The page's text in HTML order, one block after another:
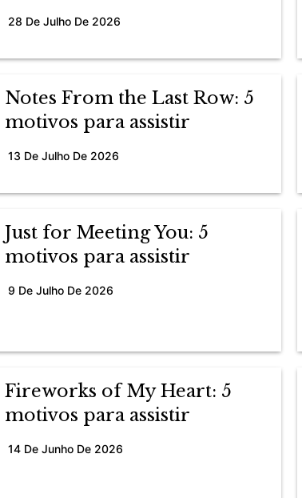
28 De Julho De 2026
Notes From the Last Row: 5
motivos para assistir
13 De Julho De 2026
Just for Meeting You: 5
motivos para assistir
9 De Julho De 2026
Fireworks of My Heart: 5
motivos para assistir
14 De Junho De 2026